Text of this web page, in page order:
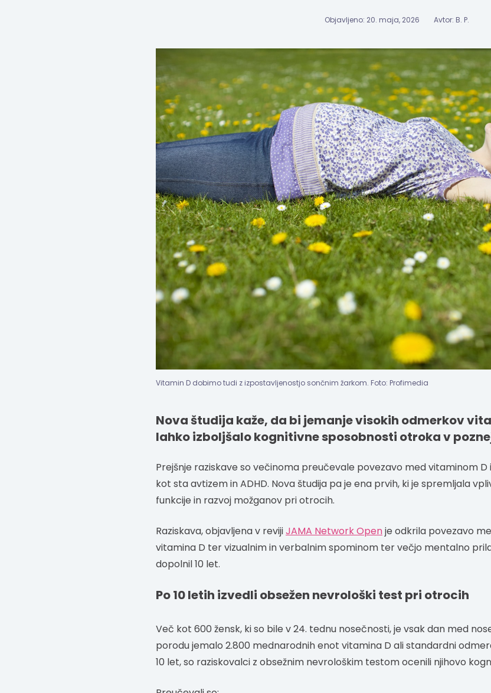
Objavljeno: 20. maja, 2026 Avtor: B. P.
Vitamin D dobimo tudi z izpostavljenostjo sončnim žarkom. Foto: Profimedia
Nova študija kaže, da bi jemanje visokih odmerkov
lahko izboljšalo kognitivne sposobnosti otroka v
Prejšnje raziskave so večinoma preučevale povezavo med vitaminom
kot sta avtizem in ADHD. Nova študija pa je ena prvih, ki je spremljala
funkcije in razvoj možganov pri otrocih.
Raziskava, objavljena v revijiJAMA Network Openje odkrila povezavo
vitamina D ter vizualnim in verbalnim spominom ter večjo mentalno
dopolnil 10 let.
Po 10 letih izvedli obsežen nevrološki test pri otrocih
Več kot 600 žensk, ki so bile v 24. tednu nosečnosti, je vsak dan med
porodu jemalo 2.800 mednarodnih enot vitamina D ali standardni
10 let, so raziskovalci z obsežnim nevrološkim testom ocenili njihovo